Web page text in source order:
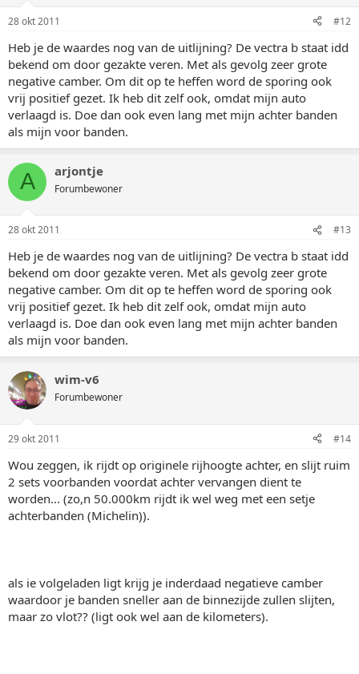
28 okt 2011 #12
Heb je de waardes nog van de uitlijning? De vectra b staat idd
bekend om door gezakte veren. Met als gevolg zeer grote
negative camber. Om dit op te heffen word de sporing ook
vrij positief gezet. Ik heb dit zelf ook, omdat mijn auto
verlaagd is. Doe dan ook even lang met mijn achter banden
als mijn voor banden.
A arjontje
Forumbewoner
28 okt 2011 #13
Heb je de waardes nog van de uitlijning? De vectra b staat idd
bekend om door gezakte veren. Met als gevolg zeer grote
negative camber. Om dit op te heffen word de sporing ook
vrij positief gezet. Ik heb dit zelf ook, omdat mijn auto
verlaagd is. Doe dan ook even lang met mijn achter banden
als mijn voor banden.
wim-v6
Forumbewoner
29 okt 2011 #14
Wou zeggen, ik rijdt op originele rijhoogte achter, en slijt ruim
2 sets voorbanden voordat achter vervangen dient te
worden... (zo,n 50.000km rijdt ik wel weg met een setje
achterbanden (Michelin)).
als ie volgeladen ligt krijg je inderdaad negatieve camber
waardoor je banden sneller aan de binnezijde zullen slijten,
maar zo vlot?? (ligt ook wel aan de kilometers).